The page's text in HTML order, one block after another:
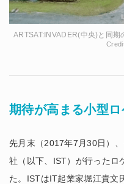
ARTSAT:INVADER(中央)と同期
期待が高まる小型
先月末（2017年7月30日）
社（以下、IST）が行ったロ
た。ISTはIT起業家堀江貴文